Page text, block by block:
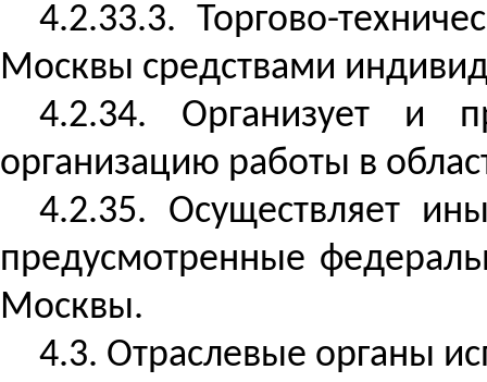
4.2.33.3. Торгово-
Москвы средствами
4.2.34. Организует и
организацию работы в
4.2.35. Осуществляет
предусмотренные
Москвы.
4.3. Отраслевые органы